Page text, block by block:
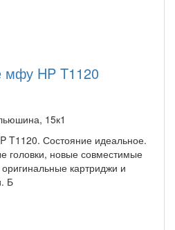
HP T1120
15к1
Состояние идеальное.
головки, новые совместимые
картриджи и
Б